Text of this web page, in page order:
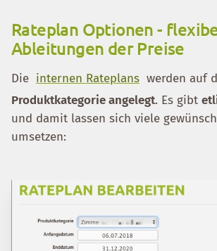
Rateplan Optionen -
Ableitungen der Preise
Die internen Rateplans werden auf
Produktkategorie angelegt. Es gibt
und damit lassen sich viele
umsetzen: